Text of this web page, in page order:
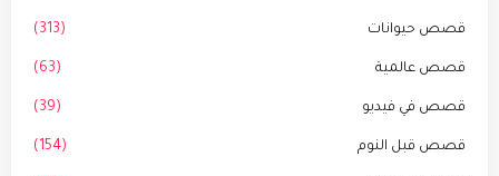
قصص حيوانات (313)
قصص عالمية (63)
قصص في فيديو (39)
قصص قبل النوم (154)